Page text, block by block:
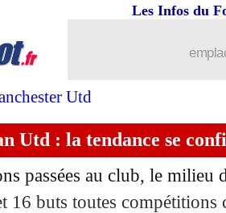
Utd
Les Infos du
Utd : la tendance se
passées au club, le milieu
16 buts toutes compétitions
Thiago attend Hernandez
Lille a raté Dembélé
conseille une
fixe sa priorité pour